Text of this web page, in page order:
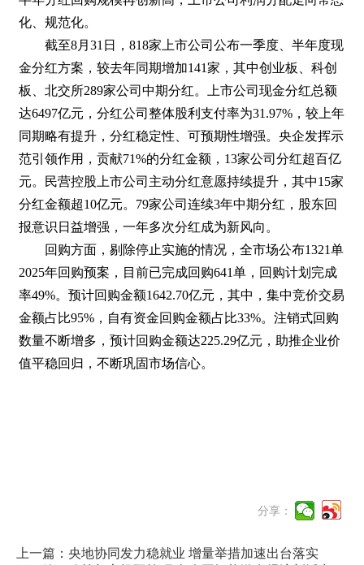
化、规范化。
截至8月31日，818家上市公司公布一季度、半年度现
金分红方案，较去年同期增加141家，其中创业板、科创
板、北交所289家公司中期分红。上市公司现金分红总额
达6497亿元，分红公司整体股利支付率为31.97%，较上年
同期略有提升，分红稳定性、可预期性增强。央企发挥示
范引领作用，贡献71%的分红金额，13家公司分红超百亿
元。民营控股上市公司主动分红意愿持续提升，其中15家
分红金额超10亿元。79家公司连续3年中期分红，股东回
报意识日益增强，一年多次分红成为新风向。
回购方面，剔除停止实施的情况，全市场公布1321单
2025年回购预案，目前已完成回购641单，回购计划完成
率49%。预计回购金额1642.70亿元，其中，集中竞价交易
金额占比95%，自有资金回购金额占比33%。注销式回购
数量不断增多，预计回购金额达225.29亿元，助推企业价
值平稳回归，不断巩固市场信心。
分享：
上一篇：央地协同发力稳就业 增量举措加速出台落实